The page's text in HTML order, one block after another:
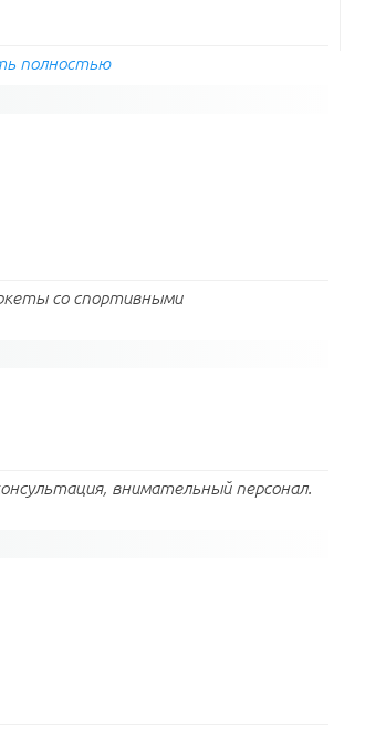
полностью
со спортивными
внимательный персонал.